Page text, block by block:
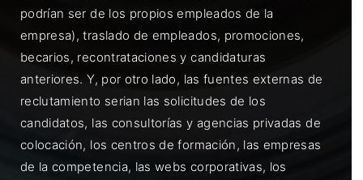
podrían ser de los propios empleados de la
empresa), traslado de empleados, promociones,
becarios, recontrataciones y candidaturas
anteriores. Y, por otro lado, las fuentes externas de
reclutamiento serian las solicitudes de los
candidatos, las consultorías y agencias privadas de
colocación, los centros de formación, las empresas
de la competencia, las webs corporativas, los